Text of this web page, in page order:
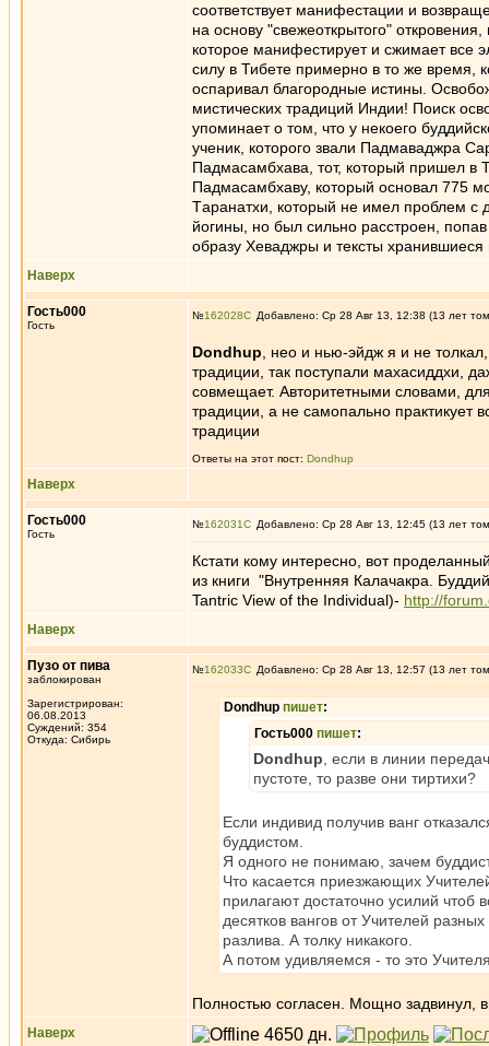
соответствует манифестации и
на основу "свежеоткрытого"
которое манифестирует и сжимает все
силу в Тибете примерно в то же время,
оспаривал благородные истины.
мистических традиций Индии! Поиск
упоминает о том, что у некоего
ученик, которого звали Падмаваджра
Падмасамбхава, тот, который пришел в
Падмасамбхаву, который основал 775
Tаранатхи, который не имел проблем с
йогины, но был сильно расстроен,
образу Хеваджры и тексты
Наверх
Гость000
Гость
№162028 Добавлено: Ср 28 Авг 13, 12:38 (13 лет
Dondhup , нео и нью-эйдж я и не
традиции, так поступали махасиддхи,
совмещает. Авторитетными словами,
традиции, а не самопально практикует
традиции
Ответы на этот пост: Dondhup
Наверх
Гость000
Гость
№162031 Добавлено: Ср 28 Авг 13, 12:45 (13 лет
Кстати кому интересно, вот
из книги "Внутренняя Калачакра.
Tantric View of the Individual)- http://
Наверх
Пузо от пива
заблокирован
Зарегистрирован:
06.08.2013
Суждений: 354
Откуда: Сибирь
№162033 Добавлено: Ср 28 Авг 13, 12:57 (13 лет
Dondhup пишет:
Гость000 пишет:
Dondhup , если в линии
пустоте, то разве они тиртихи?
Если индивид получив ванг
буддистом.
Я одного не понимаю, зачем
Что касается приезжающих
прилагают достаточно усилий
десятков вангов от Учителей
разлива. А толку никакого.
А потом удивляемся - то это
Полностью согласен. Мощно задвинул,
Наверх